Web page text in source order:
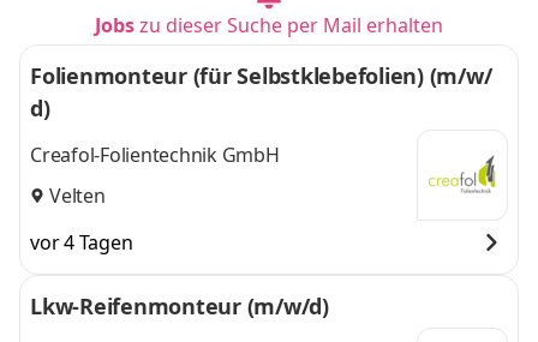
Jobszu dieser Suche per Mail erhalten
Folienmonteur (für Selbstklebefolien) (m/w/
d)
Creafol-Folientechnik GmbH
Velten
vor 4 Tagen
Lkw-Reifenmonteur (m/w/d)